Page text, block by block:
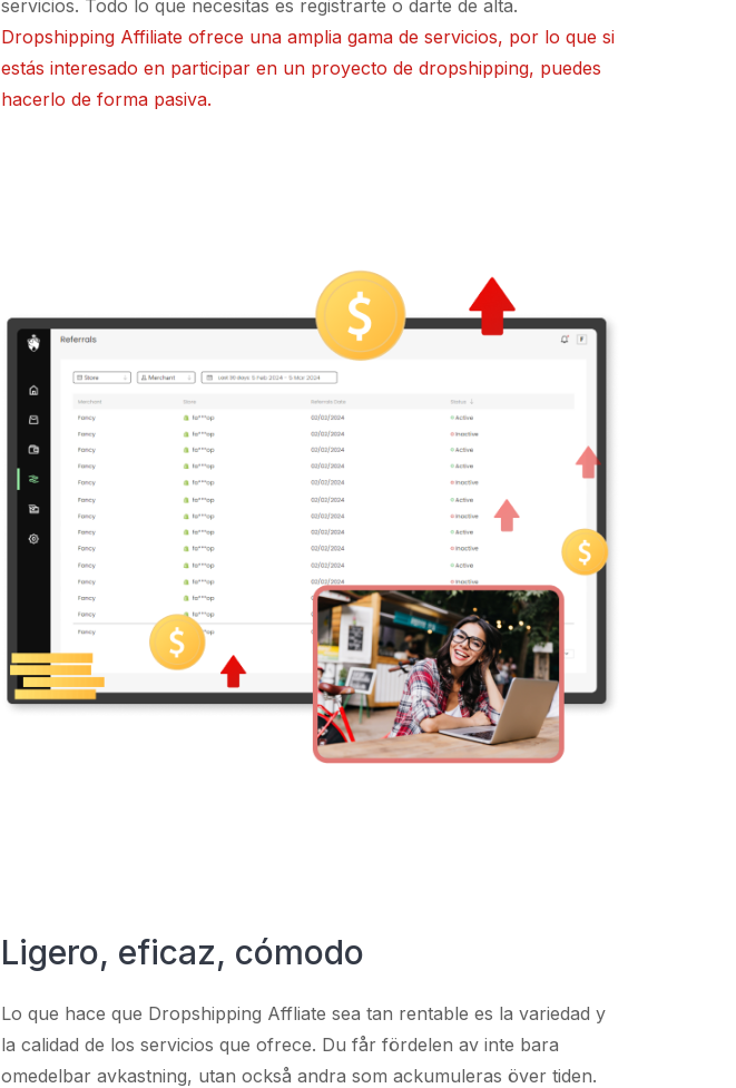
servicios. Todo lo que necesitas es registrarte o darte de alta.
Dropshipping Affiliate ofrece una amplia gama de servicios, por lo que si
estás interesado en participar en un proyecto de dropshipping, puedes
hacerlo de forma pasiva.
Ligero, eficaz, cómodo
Lo que hace que Dropshipping Affliate sea tan rentable es la variedad y
la calidad de los servicios que ofrece. Du får fördelen av inte bara
omedelbar avkastning, utan också andra som ackumuleras över tiden.